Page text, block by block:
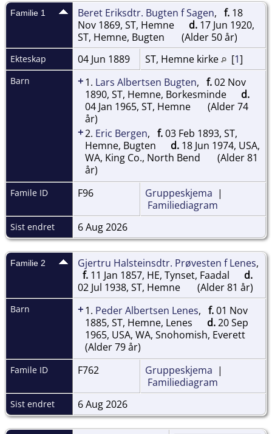
Familie 1 Beret Eriksdtr. Bugten f Sagen, f. 18
Nov 1869, ST, Hemne
d. 17 Jun 1920,
ST, Hemne, Bugten
(Alder 50 år)
Ekteskap 04 Jun 1889 ST, Hemne kirke [1]
Barn +1. Lars Albertsen Bugten, f.02 Nov
1890, ST, Hemne, Borkesminde
d.
04 Jan 1965, ST, Hemne
(Alder 74
år)
+2. Eric Bergen, f.03 Feb 1893, ST,
Hemne, Bugten
d. 18 Jun 1974, USA,
WA, King Co., North Bend
(Alder 81
år)
Famile ID F96 Gruppeskjema |
Familiediagram
Sist endret 6 Aug 2026
Familie 2 Gjertru Halsteinsdtr. Prøvesten f Lenes,
f. 11 Jan 1857, HE, Tynset, Faadal
d.
02 Jul 1938, ST, Hemne
(Alder 81 år)
Barn +1. Peder Albertsen Lenes, f.01 Nov
1885, ST, Hemne, Lenes
d.20 Sep
1965, USA, WA, Snohomish, Everett
(Alder 79 år)
Famile ID F762 Gruppeskjema |
Familiediagram
Sist endret 6 Aug 2026